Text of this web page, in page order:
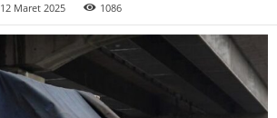
12 Maret 2025 1086